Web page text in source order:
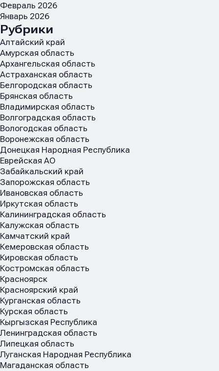
Февраль 2026
Январь 2026
Рубрики
Алтайский край
Амурская область
Архангельская область
Астраханская область
Белгородская область
Брянская область
Владимирская область
Волгоградская область
Вологодская область
Воронежская область
Донецкая Народная Республика
Еврейская АО
Забайкальский край
Запорожская область
Ивановская область
Иркутская область
Калининградская область
Калужская область
Камчатский край
Кемеровская область
Кировская область
Костромская область
Красноярск
Красноярский край
Курганская область
Курская область
Кыргызская Республика
Ленинградская область
Липецкая область
Луганская Народная Республика
Магаданская область